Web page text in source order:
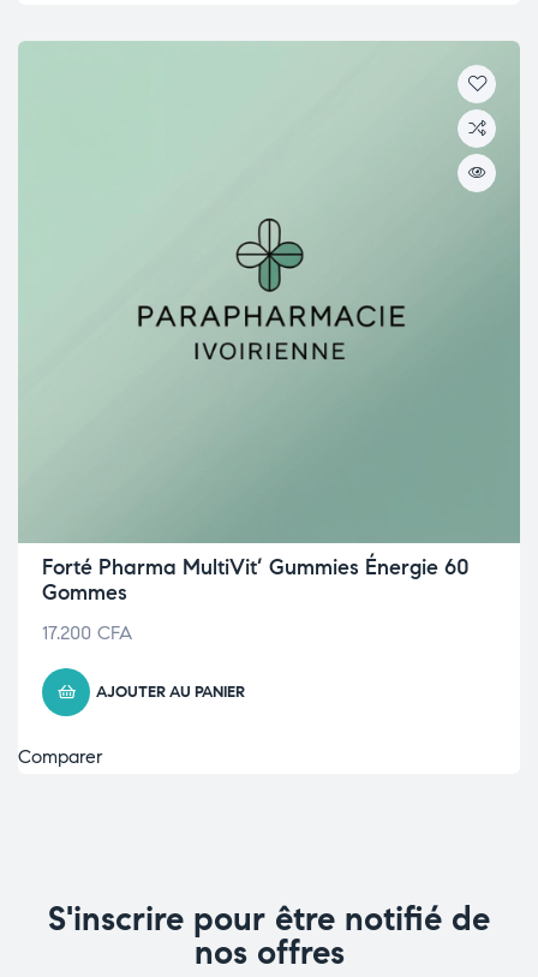
Forté Pharma MultiVit’ Gummies Énergie 60
Gommes
17.200 CFA
AJOUTER AU PANIER
Comparer
S'inscrire pour être notifié de
nos offres